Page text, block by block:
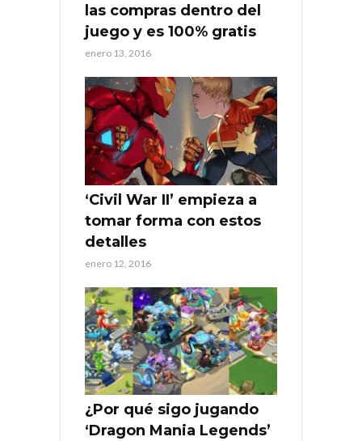
las compras dentro del
juego y es 100% gratis
enero 13, 2016
‘Civil War II’ empieza a
tomar forma con estos
detalles
enero 12, 2016
¿Por qué sigo jugando
‘Dragon Mania Legends’